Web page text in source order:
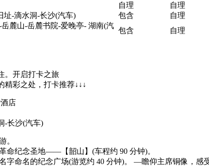
自理 自理
址-滴水洞-长沙(汽车) 包含 自理
麓山-岳麓书院-爱晚亭- 湖南(汽
包含 自理
。开启打卡之旅
彩之处，打卡推荐↓↓↓
店
-长沙(汽车)
。
命纪念圣地——【韶山】(车程约 90 分钟)。
字命名的纪念广场(游览约 40 分钟)。 —瞻仰主席铜像，